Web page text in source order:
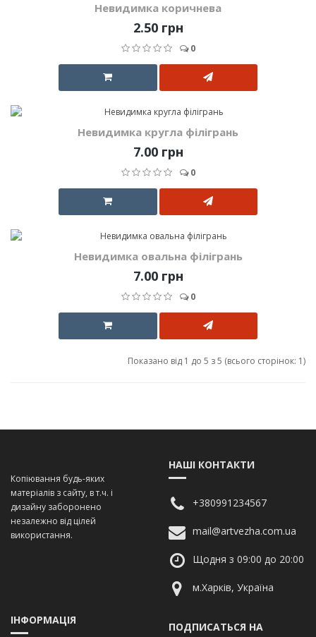
Невидимка коричнева
2.50 грн
0
Невидимка кругла філігрань
7.00 грн
0
Невидимка овальна філігрань
7.00 грн
0
Показано від 1 до 5 з 5 (всього сторінок: 1)
Копіювання будь-яких
матеріалів з сайту, в т.ч. і
дизайну заборонено
незалежно від цілей
використання.
НАШІ КОНТАКТИ
+380991234567
mail@artvezha.com.ua
Щодня з 09:00 до 20:00
м.Харків, Україна
ІНФОРМАЦІЯ
ПОДПИСАТЬСЯ НА